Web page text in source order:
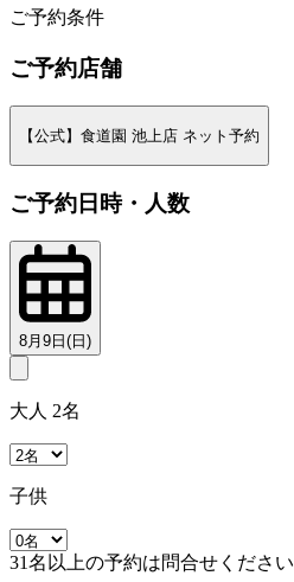
ご予約条件
ご予約店舗
【公式】食道園 池上店 ネット予約
ご予約日時・人数
8月9日(日)
大人 2名
子供
31名以上の予約は問合せください